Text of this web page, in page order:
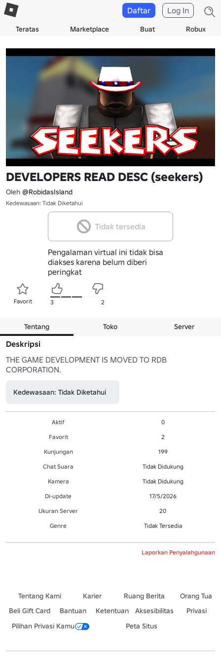
Teratas Marketplace Buat Robux
Daftar Log In
DEVELOPERS READ DESC (seekers)
Oleh @RobidasIsland
Kedewasaan: Tidak Diketahui
Tidak tersedia
Pengalaman virtual ini tidak bisa
diakses karena belum diberi
peringkat
Favorit 3 2
Tentang Toko Server
Deskripsi
THE GAME DEVELOPMENT IS MOVED TO RDB
CORPORATION.
Kedewasaan: Tidak Diketahui
Aktif
0
Favorit
2
Kunjungan
199
Chat Suara
Tidak Didukung
Kamera
Tidak Didukung
Di-update
17/5/2026
Ukuran Server
20
Genre
Tidak Tersedia
Laporkan Penyalahgunaan
Tentang Kami Karier Ruang Berita
Orang Tua
Beli Gift Card
Bantuan Ketentuan Aksesibilitas
Privasi
Pilihan Privasi Kamu
Peta Situs